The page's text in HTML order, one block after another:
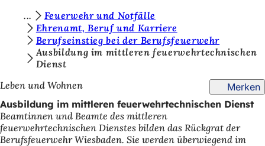
Inhalt anspringen
e
f
i
Feuerwehr und Notfälle
Ehrenamt, Beruf und Karriere
Berufseinstieg bei der Berufsfeuerwehr
Ausbildung im mittleren feuerwehrtechnischen
Dienst
Leben und Wohnen
Merken
Ausbildung im mittleren feuerwehrtechnischen Dienst
Beamtinnen und Beamte des mittleren
feuerwehrtechnischen Dienstes bilden das Rückgrat der
Berufsfeuerwehr Wiesbaden. Sie werden überwiegend im